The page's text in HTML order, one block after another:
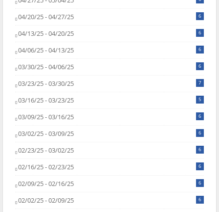
04/20/25 - 04/27/25 6
04/13/25 - 04/20/25 6
04/06/25 - 04/13/25 6
03/30/25 - 04/06/25 6
03/23/25 - 03/30/25 7
03/16/25 - 03/23/25 5
03/09/25 - 03/16/25 6
03/02/25 - 03/09/25 6
02/23/25 - 03/02/25 6
02/16/25 - 02/23/25 6
02/09/25 - 02/16/25 6
02/02/25 - 02/09/25 6